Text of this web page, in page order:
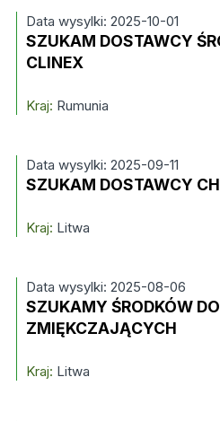
Data wysylki: 2025-10-01
SZUKAM DOSTAWCY
CLINEX
Kraj: Rumunia
Data wysylki: 2025-09-11
SZUKAM DOSTAWCY
Kraj: Litwa
Data wysylki: 2025-08-06
SZUKAMY ŚRODKÓW
ZMIĘKCZAJĄCYCH
Kraj: Litwa